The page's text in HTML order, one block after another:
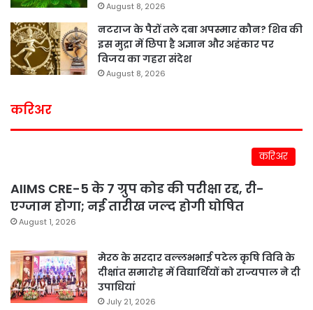
August 8, 2026
नटराज के पैरों तले दबा अपस्मार कौन? शिव की
इस मुद्रा में छिपा है अज्ञान और अहंकार पर
विजय का गहरा संदेश
August 8, 2026
करिअर
करिअर
AIIMS CRE-5 के 7 ग्रुप कोड की परीक्षा रद्द, री-
एग्जाम होगा; नई तारीख जल्द होगी घोषित
August 1, 2026
मेरठ के सरदार वल्लभभाई पटेल कृषि विवि के
दीक्षांत समारोह में विद्यार्थियों को राज्यपाल ने दी
उपाधियां
July 21, 2026